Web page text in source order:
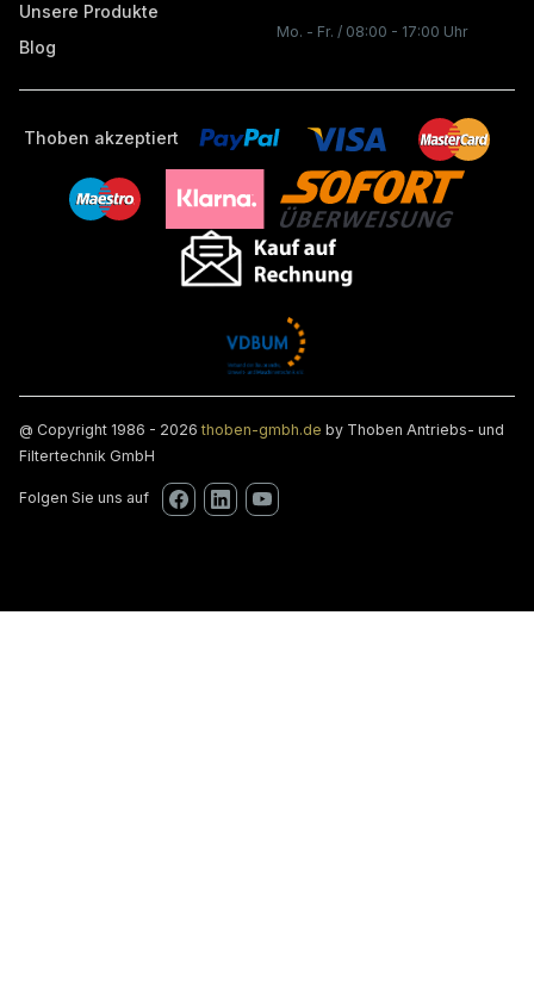
Unsere Produkte
Blog
Mo. - Fr. / 08:00 - 17:00 Uhr
Thoben akzeptiert
@ Copyright 1986 - 2026thoben-gmbh.de by Thoben Antriebs- und
Filtertechnik GmbH
Folgen Sie uns auf